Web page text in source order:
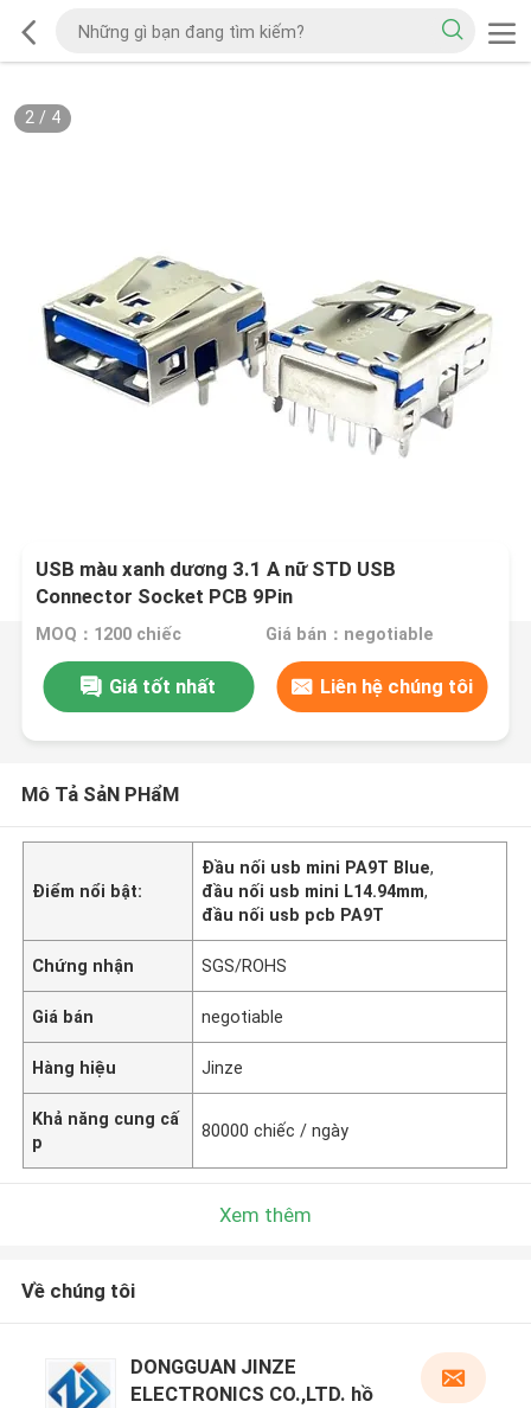
2/ 4
USB màu xanh dương 3.1 A nữ STD USB
Connector Socket PCB 9Pin
MOQ：1200 chiếc Giá bán：negotiable
Giá tốt nhất Liên hệ chúng tôi
Mô Tả SảN PHẩM
Điểm nổi bật:
Đầu nối usb mini PA9T Blue,
đầu nối usb mini L14.94mm,
đầu nối usb pcb PA9T
Chứng nhận SGS/ROHS
Giá bán negotiable
Hàng hiệu Jinze
Khả năng cung cấ
p
80000 chiếc / ngày
Xem thêm
Về chúng tôi
DONGGUAN JINZE
ELECTRONICS CO.,LTD. hồ